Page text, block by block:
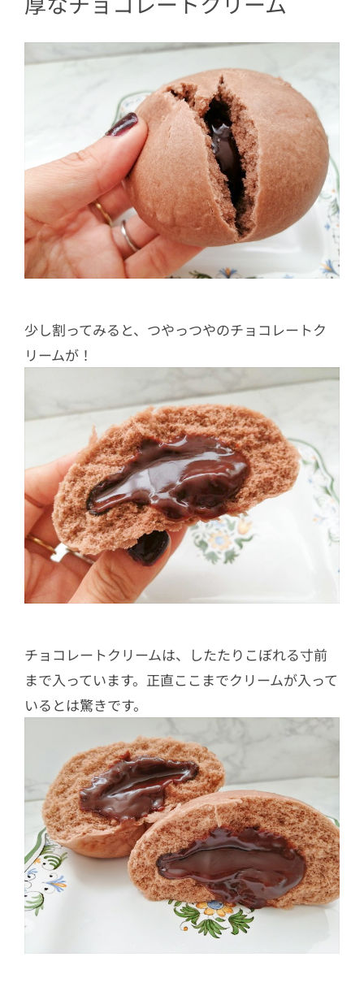
少し割ってみると、つやっつやのチョコレートク
リームが！
チョコレートクリームは、したたりこぼれる寸前
まで入っています。正直ここまでクリームが入って
いるとは驚きです。